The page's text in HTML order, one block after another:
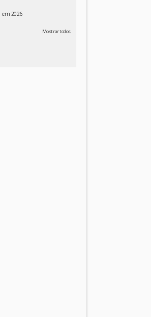
em 2026
Mostrar todos